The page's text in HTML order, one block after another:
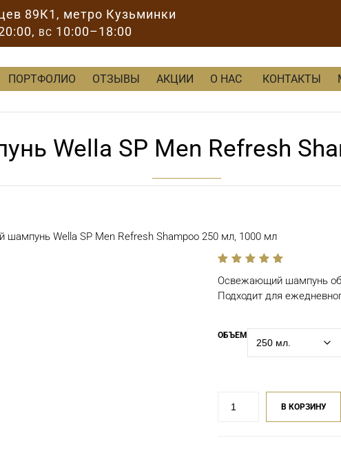
89К1 , метро Кузьминки
ВС 10:00–18:00
ПОРТФОЛИО ОТЗЫВЫ АКЦИИ О НАС КОНТАКТЫ
Wella SP Men Refresh
Wella SP Men Refresh Shampoo 250 мл, 1000 мл
of
5
Освежающий шампунь
Подходит для
ОБЪЕМ
товара
В КОРЗИНУ